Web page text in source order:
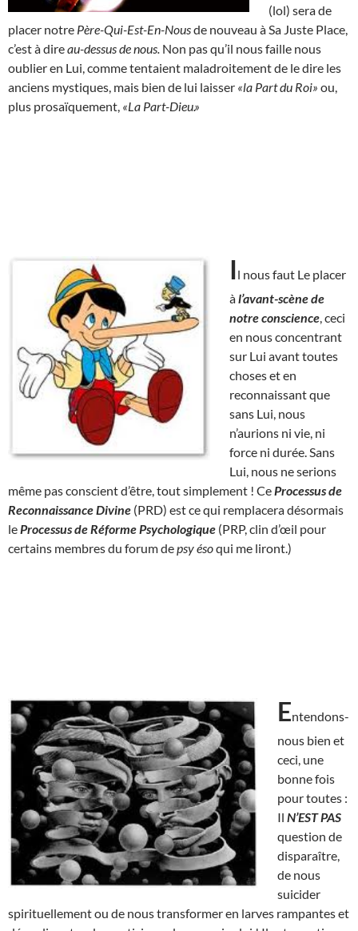
(lol) sera de
placer notre Père-Qui-Est-En-Nousde nouveau à Sa Juste Place,
c’est à direau-dessus de nous. Non pas qu’il nous faille nous
oublier en Lui, comme tentaient maladroitement de le dire les
anciens mystiques, mais bien de lui laisser «la Part du Roi» ou,
plus prosaïquement, «La Part-Dieu.»
Il nous faut Le placer
àl’avant-scène de
notre conscience , ceci
en nous concentrant
sur Lui avant toutes
choses et en
reconnaissant que
sans Lui, nous
n’aurions ni vie, ni
force ni durée. Sans
Lui, nous ne serions
même pas conscient d’être, tout simplement ! Ce Processus de
Reconnaissance Divine (PRD) est ce qui remplacera désormais
le Processus de Réforme Psychologique (PRP, clin d’œil pour
certains membres du forum depsy ésoqui me liront.)
Entendons-
nous bien et
ceci, une
bonne fois
pour toutes :
Il N’EST PAS
question de
disparaître,
de nous
suicider
spirituellement ou de nous transformer en larves rampantes et